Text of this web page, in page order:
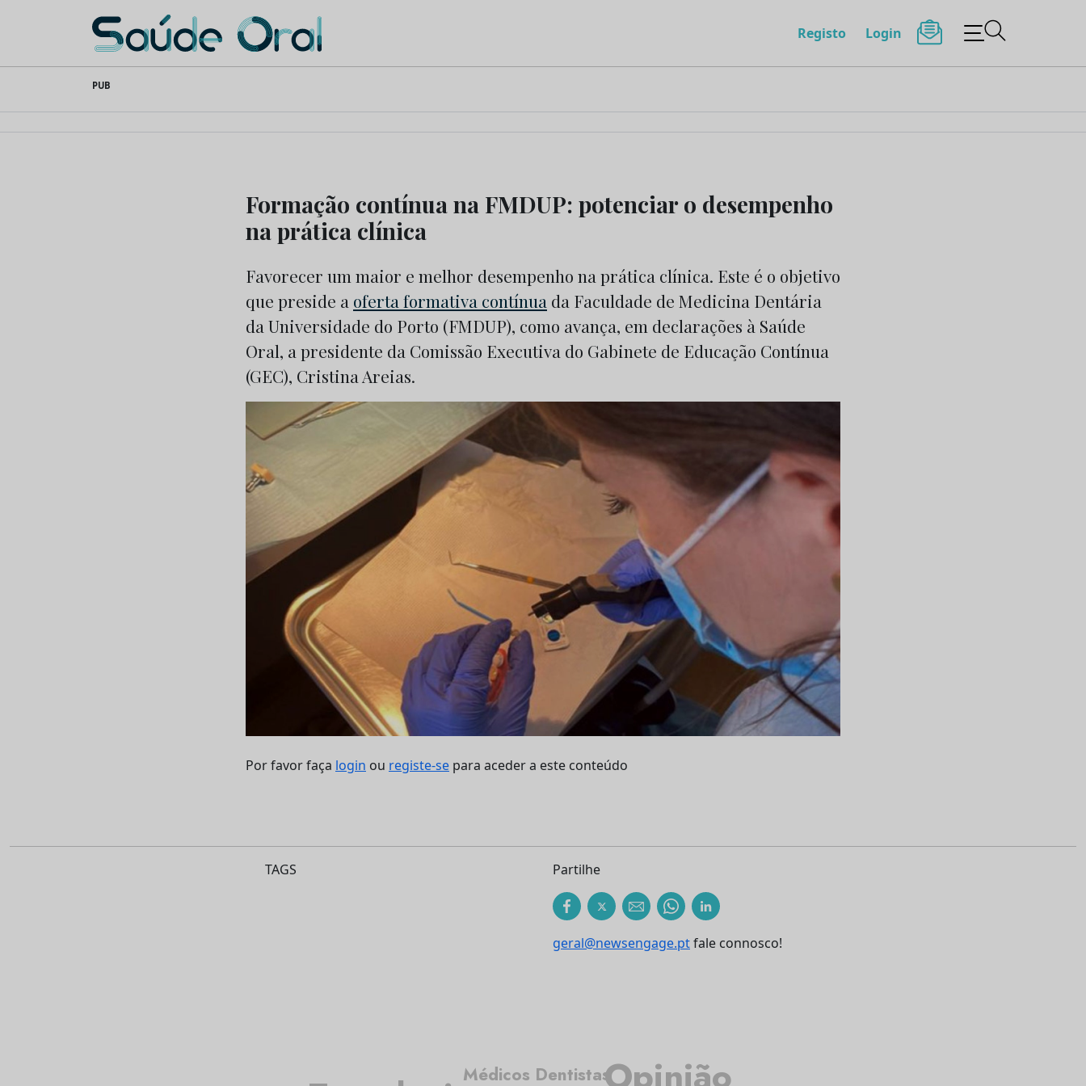
content
Saúde Oral Registo Login
PUB
Formação contínua na FMDUP: potenciar o desempenho
na prática clínica
Favorecer um maior e melhor desempenho na prática clínica. Este é o objetivo
que preside a oferta formativa contínua da Faculdade de Medicina Dentária
da Universidade do Porto (FMDUP), como avança, em declarações à Saúde
Oral, a presidente da Comissão Executiva do Gabinete de Educação Contínua
(GEC), Cristina Areias.
Por favor faça login ou registe-se para aceder a este conteúdo
TAGS Partilhe
geral@newsengage.ptfale connosco!
Médicos Dentistas